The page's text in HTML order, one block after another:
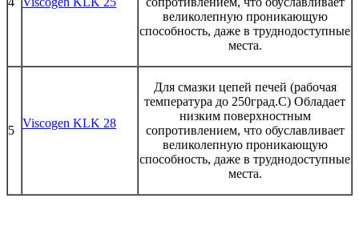
великолепную проникающую
способность, даже в труднодоступные
места.
5
Viscogen KLK 28
Для смазки цепей печей (рабочая
температура до 250град.С) Обладает
низким поверхностным
сопротивлением, что обуславливает
великолепную проникающую
способность, даже в труднодоступные
места.